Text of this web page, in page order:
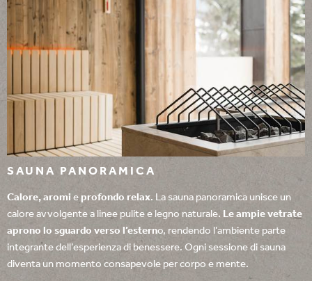
SAUNA PANORAMICA
Calore, aromi e profondo relax. La sauna panoramica unisce un
calore avvolgente a linee pulite e legno naturale. Le ampie vetrate
aprono lo sguardo verso l’esterno, rendendo l’ambiente parte
integrante dell’esperienza di benessere. Ogni sessione di sauna
diventa un momento consapevole per corpo e mente.